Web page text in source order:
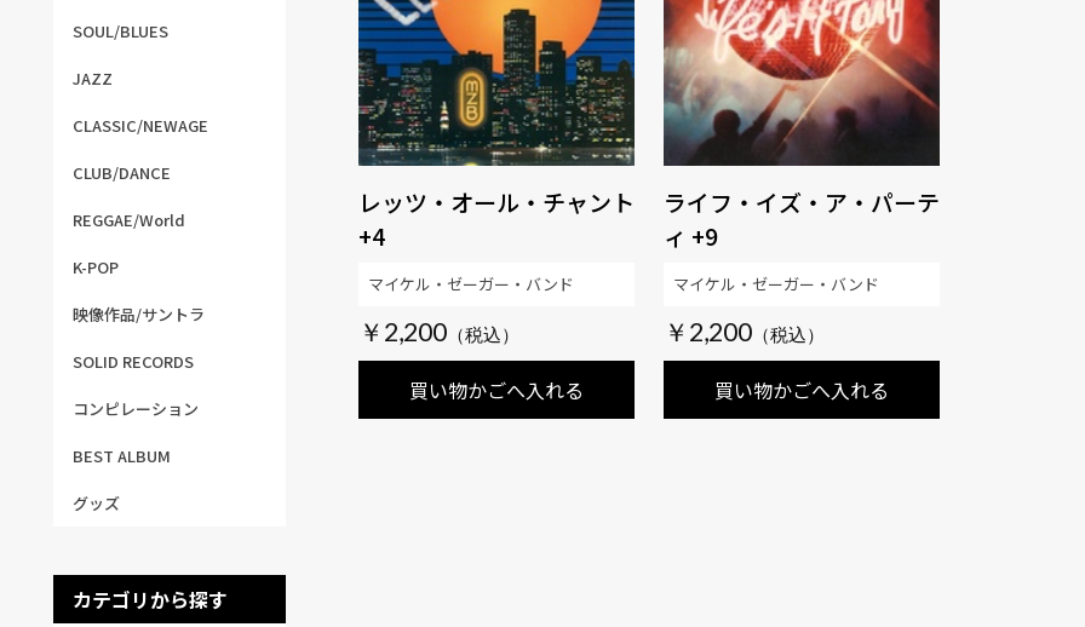
SOUL/BLUES
JAZZ
CLASSIC/NEWAGE
CLUB/DANCE
REGGAE/World
K-POP
映像作品/サントラ
SOLID RECORDS
コンピレーション
BEST ALBUM
グッズ
カテゴリから探す
レッツ・オール・チャント
+4
￥2,200
買い物かごへ入れる
マイケル・ゼーガー・バンド
ライフ・イズ・ア・パーテ
ィ +9
￥2,200
買い物かごへ入れる
マイケル・ゼーガー・バンド